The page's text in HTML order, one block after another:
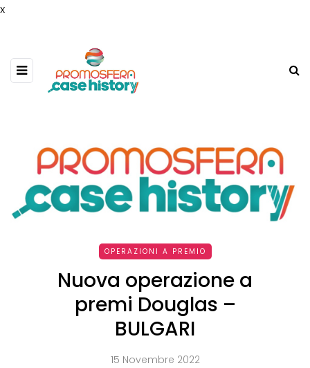
x
OPERAZIONI A PREMIO
Nuova operazione a
premi Douglas –
BULGARI
15 Novembre 2022